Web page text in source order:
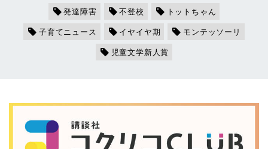
発達障害 不登校
トットちゃん
子育てニュース
イヤイヤ期
モンテッソーリ
児童文学新人賞